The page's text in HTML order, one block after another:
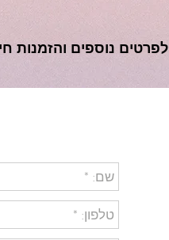
לפרטים נוספים והזמנות חייגו